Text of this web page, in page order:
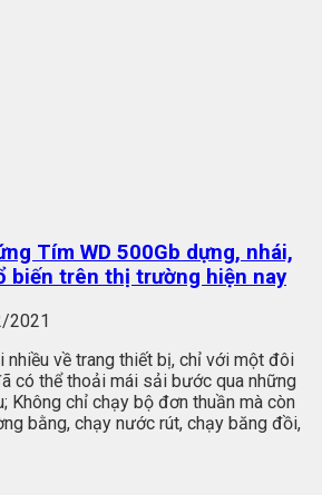
Tím WD 500Gb dựng, nhái,
biến trên thị trường hiện nay
2021
nhiều về trang thiết bị, chỉ với một đôi
có thể thoải mái sải bước qua những
Không chỉ chạy bộ đơn thuần mà còn
bằng, chạy nước rút, chạy băng đồi,